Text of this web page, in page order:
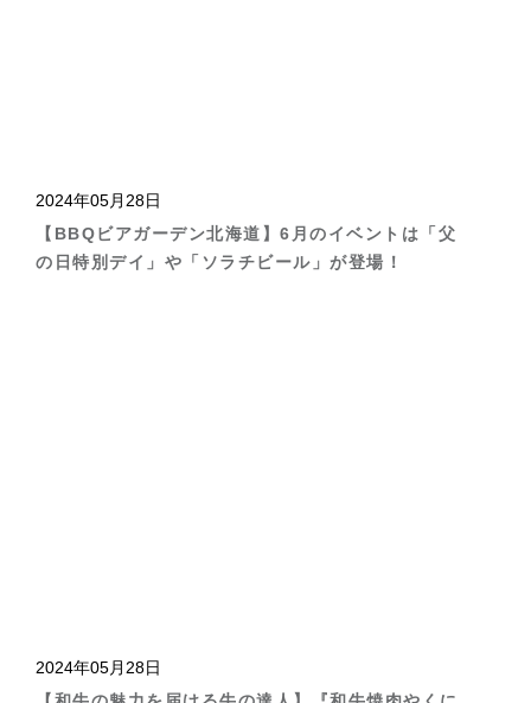
2024年05月28日
【BBQビアガーデン北海道】6月のイベントは「父
の日特別デイ」や「ソラチビール」が登場！
2024年05月28日